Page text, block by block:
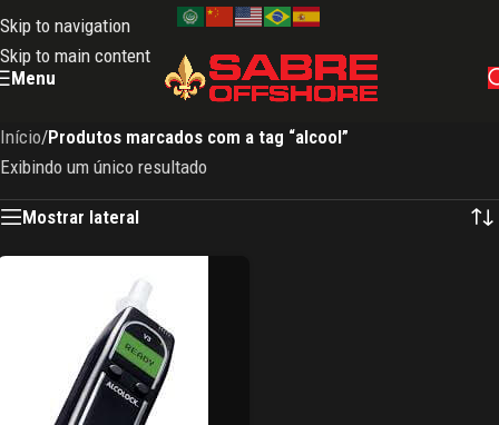
Skip to navigation
Skip to main content
Menu
Início/Produtos marcados com a tag “alcool”
Exibindo um único resultado
Mostrar lateral